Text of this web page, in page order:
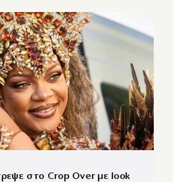
στο Crop Over με look